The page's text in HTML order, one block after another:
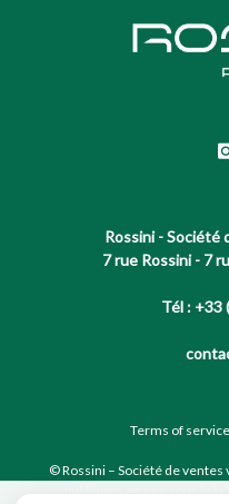
Rossini - Société
7 rue Rossini - 7
Tél : +33
Terms of
© Rossini – Société de